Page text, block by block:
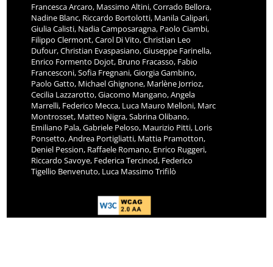
Francesca Arcaro, Massimo Altini, Corrado Bellora,
Nadine Blanc, Riccardo Bortolotti, Manila Calipari,
Giulia Calisti, Nadia Camposaragna, Paolo Ciambi,
Filippo Clermont, Carol Di Vito, Christian Leo
Dufour, Christian Evaspasiano, Giuseppe Farinella,
Enrico Formento Dojot, Bruno Fracasso, Fabio
Francesconi, Sofia Fregnani, Giorgia Gambino,
Paolo Gatto, Michael Ghignone, Marlène Jorrioz,
Cecilia Lazzarotto, Giacomo Mangano, Angela
Marrelli, Federico Mecca, Luca Mauro Melloni, Marc
Montrosset, Matteo Nigra, Sabrina Olibano,
Emiliano Pala, Gabriele Peloso, Maurizio Pitti, Loris
Ponsetto, Andrea Portigliatti, Mattia Pramotton,
Deniel Pession, Raffaele Romano, Enrico Ruggeri,
Riccardo Savoye, Federica Tercinod, Federico
Tigellio Benvenuto, Luca Massimo Trifilò